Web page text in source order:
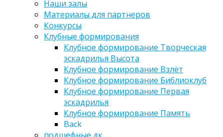
Наши залы
Материалы для партнеров
Конкурсы
Клубные формирования
Клубное формирование Творческая
эскадрилья Высота
Клубное формирование Взлёт
Клубное формирование Библиоклуб
Клубное формирование Первая
эскадрилья
Клубное формирование Память
Back